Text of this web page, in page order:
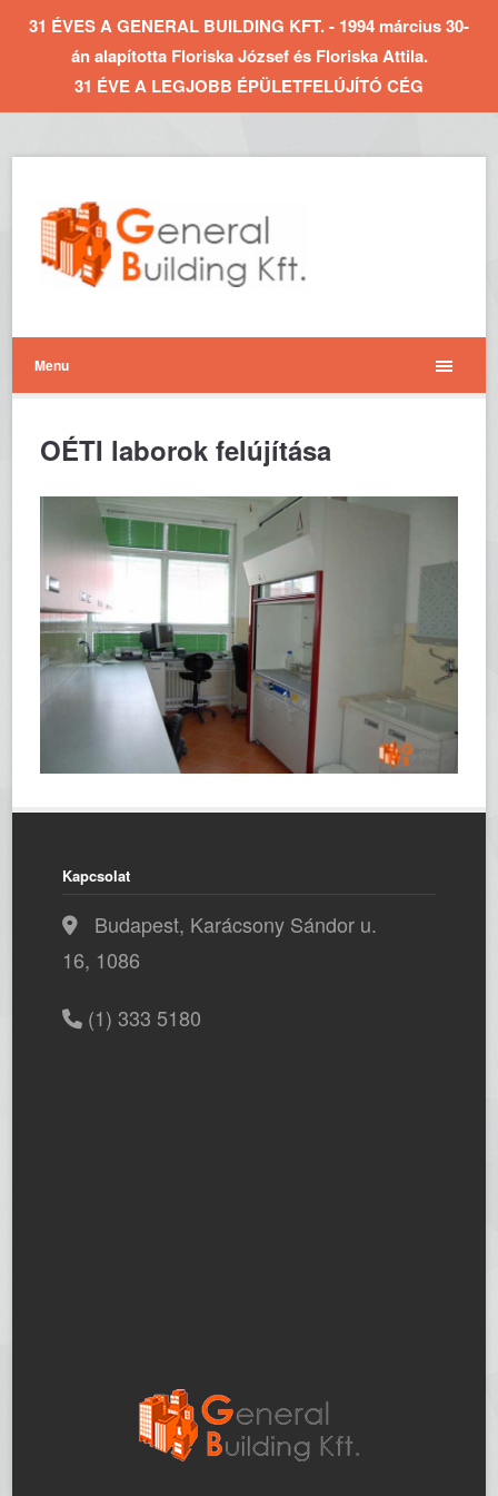
31 ÉVES A GENERAL BUILDING KFT. - 1994 március 30-
án alapította Floriska József és Floriska Attila.
31 ÉVE A LEGJOBB ÉPÜLETFELÚJÍTÓ CÉG
Menu
OÉTI laborok felújítása
Kapcsolat
Budapest, Karácsony Sándor u.
16, 1086
(1) 333 5180